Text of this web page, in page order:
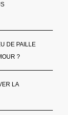
DE PAILLE
?
LA